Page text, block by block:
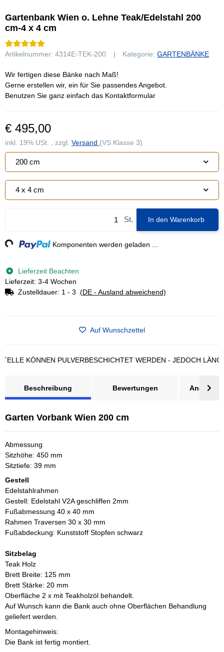
Gartenbank Wien o. Lehne Teak/Edelstahl 200
cm-4 x 4 cm
Artikelnummer: 4314E-TEK-200 Kategorie: GARTENBÄNKE
Wir fertigen diese Bänke nach Maß!
Gerne erstellen wir, ein für Sie passendes Angebot.
Benutzen Sie ganz einfach das Kontaktformular
€ 495,00
inkl. 19% USt. , zzgl. Versand (VS Klasse 3)
200 cm
4 x 4 cm
St. In den Warenkorb
Komponenten werden geladen ...
Lieferzeit Beachten
Lieferzeit: 3-4 Wochen
Zustelldauer: 1 - 3 (DE - Ausland abweichend)
Auf Wunschzettel
KÖNNEN PULVERBESCHICHTET WERDEN - JEDOCH LÄNGERE
Beschreibung Bewertungen Angebot
Garten Vorbank Wien 200 cm
Abmessung
Sitzhöhe: 450 mm
Sitztiefe: 39 mm
Gestell
Edelstahlrahmen
Gestell: Edelstahl V2A geschliffen 2mm
Fußabmessung 40 x 40 mm
Rahmen Traversen 30 x 30 mm
Fußabdeckung: Kunststoff Stopfen schwarz
Sitzbelag
Teak Holz
Brett Breite: 125 mm
Brett Stärke: 20 mm
Oberfläche 2 x mit Teakholzöl behandelt.
Auf Wunsch kann die Bank auch ohne Oberflächen Behandlung
geliefert werden.
Montagehinweis:
Die Bank ist fertig montiert.